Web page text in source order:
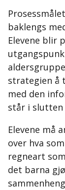
baklengs
Elevene blir
strategien å
med den
står i slutten
Elevene må
over hva
regneart
det barna